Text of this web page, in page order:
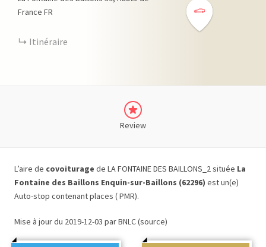
France FR
Itinéraire
Review
L’aire de covoiturage de LA FONTAINE DES BAILLONS_2 située La
Fontaine des Baillons Enquin-sur-Baillons (62296) est un(e)
Auto-stop contenant places ( PMR).
Mise à jour du 2019-12-03 par BNLC (source)